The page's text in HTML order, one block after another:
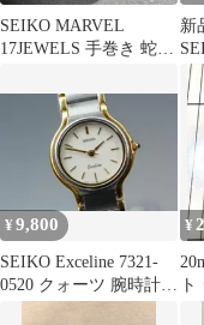
SEIKO MARVEL
17JEWELS 手巻き 蛇S
新
¥9,800
SEIKO Exceline 7321-
0520 クォーツ 腕時計
¥